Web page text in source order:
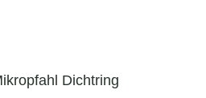
Dichtring